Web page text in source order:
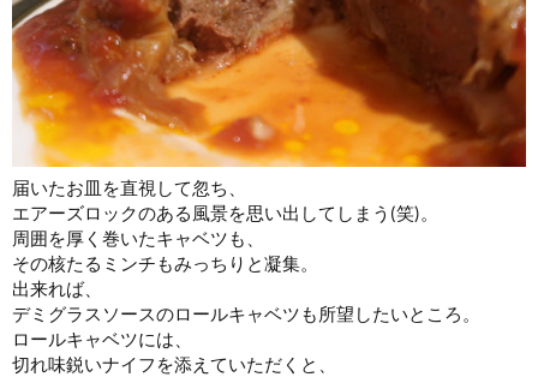
届いたお皿を直視して忽ち、
エアーズロックのある風景を思い出してしまう(笑)。
周囲を厚く巻いたキャベツも、
その核たるミンチもみっちりと凝集。
出来れば、
デミグラスソースのロールキャベツも所望したいところ。
ロールキャベツには、
切れ味鋭いナイフを添えていただくと、